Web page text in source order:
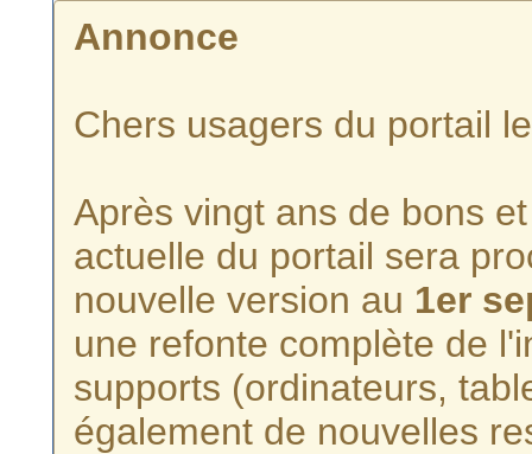
Annonce
Chers usagers du portail
Après vingt ans de bons
actuelle du portail sera
nouvelle version au 1er
une refonte complète de
supports (ordinateurs,
également de nouvelles